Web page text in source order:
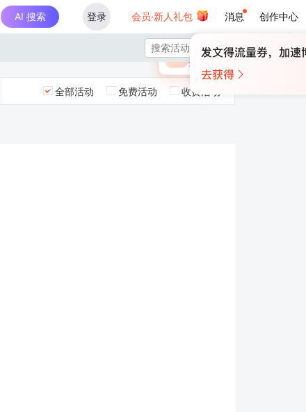
AI 搜索 登录 会员·新人礼包 消息 创作中心
×
🎁 未登录
登录领取最高

全部活动 免费活动 收费活动